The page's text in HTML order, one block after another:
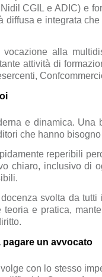
CGIL e ADIC) e
diffusa e integrata
alla
attività di
e dinamica.
che hanno
reperibili
chiaro, inclusivo di
svolta da
e pratica,
pagare un avvocato
con lo stesso